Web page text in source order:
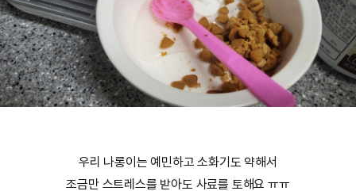
우리 나롱이는 예민하고 소화기도 약해서
조금만 스트레스를 받아도 사료를 토해요 ㅠㅠ